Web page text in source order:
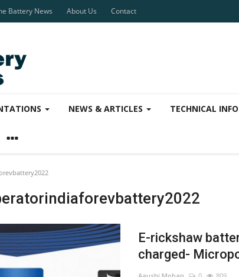
Battery News About Us Contact
NEWS & ARTICLES TECHNICAL INFO
E-rickshaw
charged-